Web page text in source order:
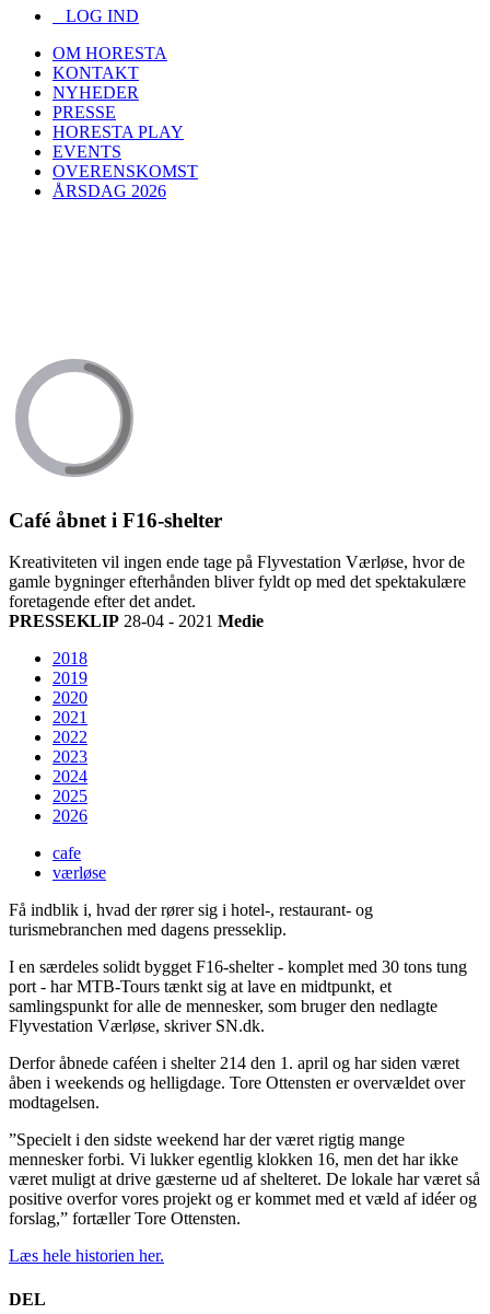
LOG IND
OM HORESTA
KONTAKT
NYHEDER
PRESSE
HORESTA PLAY
EVENTS
OVERENSKOMST
ÅRSDAG 2026
Café åbnet i F16-shelter
Kreativiteten vil ingen ende tage på Flyvestation Værløse, hvor de
gamle bygninger efterhånden bliver fyldt op med det spektakulære
foretagende efter det andet.
PRESSEKLIP 28-04 - 2021 Medie
2018
2019
2020
2021
2022
2023
2024
2025
2026
cafe
værløse
Få indblik i, hvad der rører sig i hotel-, restaurant- og
turismebranchen med dagens presseklip.
I en særdeles solidt bygget F16-shelter - komplet med 30 tons tung
port - har MTB-Tours tænkt sig at lave en midtpunkt, et
samlingspunkt for alle de mennesker, som bruger den nedlagte
Flyvestation Værløse, skriver SN.dk.
Derfor åbnede caféen i shelter 214 den 1. april og har siden været
åben i weekends og helligdage. Tore Ottensten er overvældet over
modtagelsen.
”Specielt i den sidste weekend har der været rigtig mange
mennesker forbi. Vi lukker egentlig klokken 16, men det har ikke
været muligt at drive gæsterne ud af shelteret. De lokale har været så
positive overfor vores projekt og er kommet med et væld af idéer og
forslag,” fortæller Tore Ottensten.
Læs hele historien her.
DEL